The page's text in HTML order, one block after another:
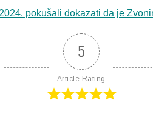
2024. pokušali dokazati da je
5
Article Rating